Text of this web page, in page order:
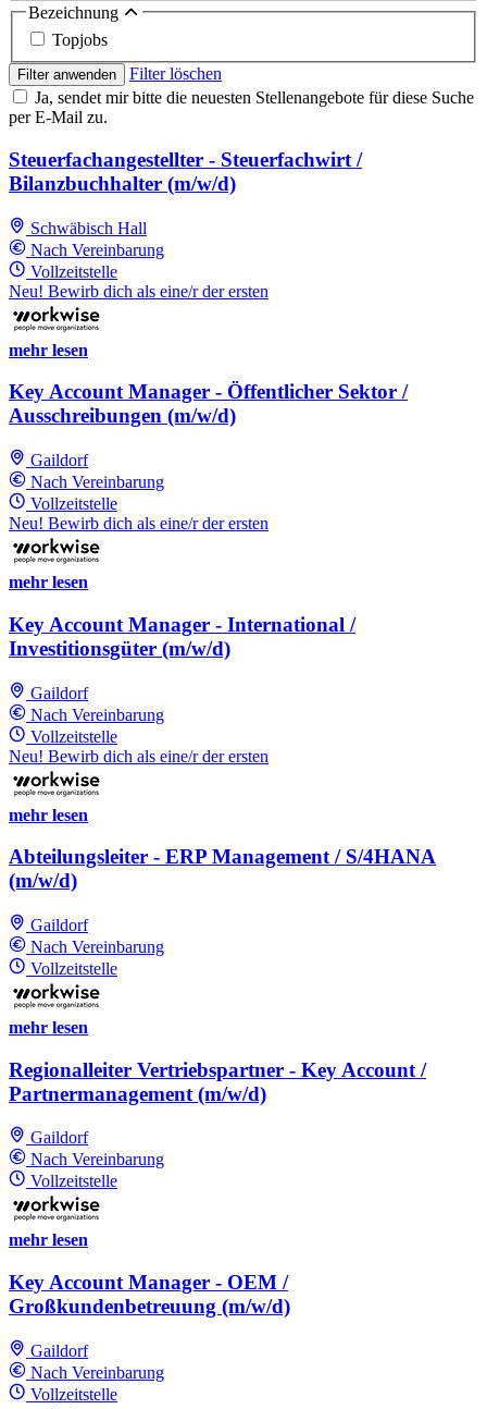
Bezeichnung
Topjobs
Filter anwenden
Filter löschen
Ja, sendet mir bitte die neuesten Stellenangebote für diese Suche
per E-Mail zu.
Steuerfachangestellter - Steuerfachwirt /
Bilanzbuchhalter (m/w/d)
Schwäbisch Hall
Nach Vereinbarung
Vollzeitstelle
Neu! Bewirb dich als eine/r der ersten
mehr lesen
Key Account Manager - Öffentlicher Sektor /
Ausschreibungen (m/w/d)
Gaildorf
Nach Vereinbarung
Vollzeitstelle
Neu! Bewirb dich als eine/r der ersten
mehr lesen
Key Account Manager - International /
Investitionsgüter (m/w/d)
Gaildorf
Nach Vereinbarung
Vollzeitstelle
Neu! Bewirb dich als eine/r der ersten
mehr lesen
Abteilungsleiter - ERP Management / S/4HANA
(m/w/d)
Gaildorf
Nach Vereinbarung
Vollzeitstelle
mehr lesen
Regionalleiter Vertriebspartner - Key Account /
Partnermanagement (m/w/d)
Gaildorf
Nach Vereinbarung
Vollzeitstelle
mehr lesen
Key Account Manager - OEM /
Großkundenbetreuung (m/w/d)
Gaildorf
Nach Vereinbarung
Vollzeitstelle